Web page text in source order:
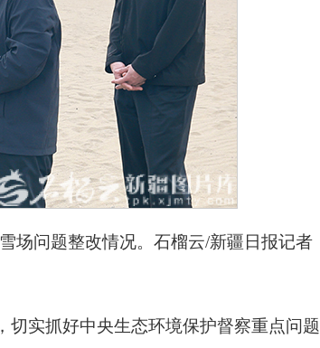
场问题整改情况。石榴云/新疆日报记者
实抓好中央生态环境保护督察重点问题